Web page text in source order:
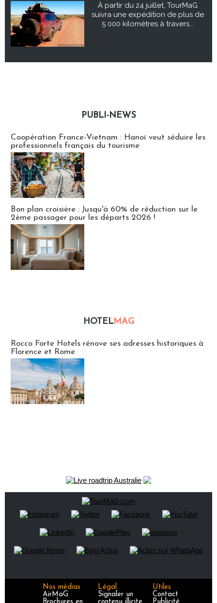
À partir du 24 juillet, TourMaG
suivra une expédition de plus de
5 000 kilomètres à travers...
PUBLI-NEWS
Coopération France-Vietnam : Hanoï veut séduire les
professionnels français du tourisme
Bon plan croisière : Jusqu'à 60% de réduction sur le
2ème passager pour les départs 2026 !
HOTELMAG
Rocco Forte Hotels rénove ses adresses historiques à
Florence et Rome
Nos médias
AirMaG
Légal
Signaler un
Utiles
Contact